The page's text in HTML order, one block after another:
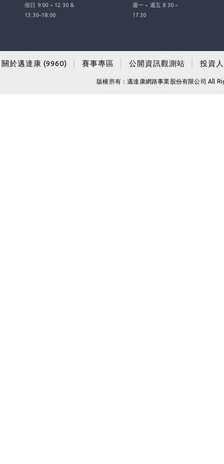
假日 9:00 ~ 12:30 &
13:30~18:00
週一 ~ 週五 8:30 ~
17:30
關於邁達康 (9960) 賽事專區 公開資訊觀測站 投資
版權所有：邁達康網路事業股份有限公司 All